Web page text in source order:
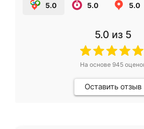
5.0 5.0 5.0
5.0 из 5
На основе 945
Оставить отзыв